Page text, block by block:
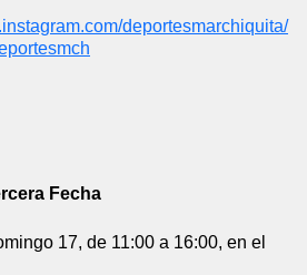
deportesmarchiquita/
Fecha
17, de 11:00 a 16:00, en el